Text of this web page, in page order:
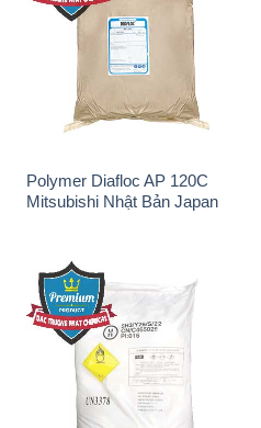
Polymer Diafloc AP 120C
Mitsubishi Nhật Bản Japan